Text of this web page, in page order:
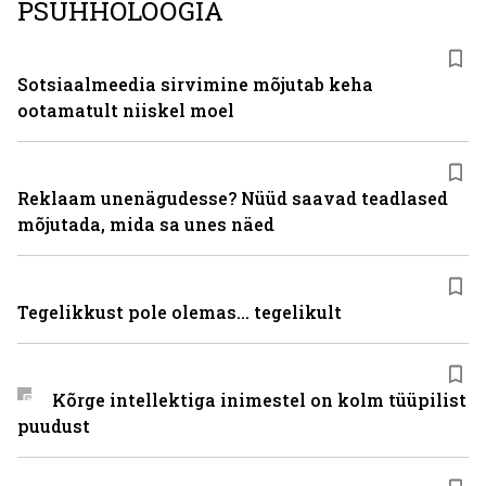
PSÜHHOLOOGIA
Sotsiaalmeedia sirvimine mõjutab keha
ootamatult niiskel moel
Reklaam unenägudesse? Nüüd saavad teadlased
mõjutada, mida sa unes näed
Tegelikkust pole olemas... tegelikult
Kõrge intellektiga inimestel on kolm tüüpilist
puudust